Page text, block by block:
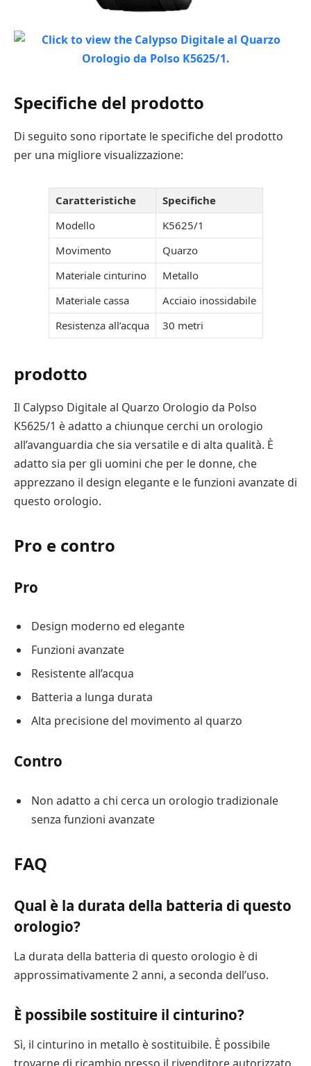
Specifiche del prodotto
Di seguito sono riportate le specifiche del prodotto
per una migliore visualizzazione:
Caratteristiche
Specifiche
Modello
K5625/1
Movimento
Quarzo
Materiale cinturino
Metallo
Materiale cassa
Acciaio inossidabile
Resistenza all’acqua
30 metri
prodotto
Il Calypso Digitale al Quarzo Orologio da Polso
K5625/1 è adatto a chiunque cerchi un orologio
all’avanguardia che sia versatile e di alta qualità. È
adatto sia per gli uomini che per le donne, che
apprezzano il design elegante e le funzioni avanzate di
questo orologio.
Pro e contro
Pro
Design moderno ed elegante
Funzioni avanzate
Resistente all’acqua
Batteria a lunga durata
Alta precisione del movimento al quarzo
Contro
Non adatto a chi cerca un orologio tradizionale
senza funzioni avanzate
FAQ
Qual è la durata della batteria di questo
orologio?
La durata della batteria di questo orologio è di
approssimativamente 2 anni, a seconda dell’uso.
È possibile sostituire il cinturino?
Sì, il cinturino in metallo è sostituibile. È possibile